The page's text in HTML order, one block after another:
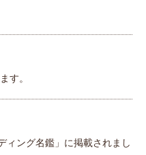
す。
ィング名鑑」に掲載されまし